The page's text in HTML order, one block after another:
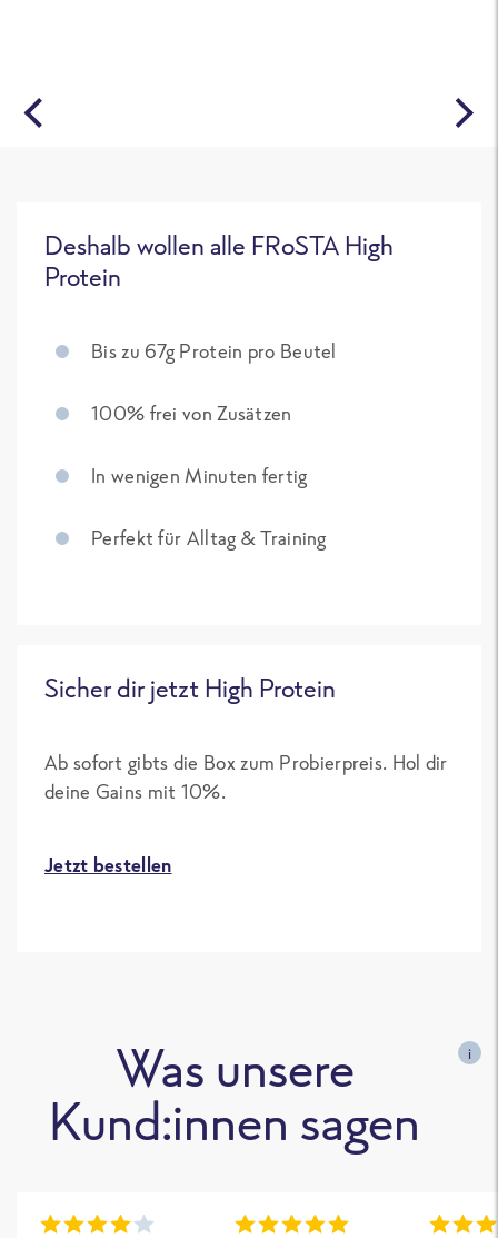
Deshalb wollen alle FRoSTA High
Protein
Bis zu 67g Protein pro Beutel
100% frei von Zusätzen
In wenigen Minuten fertig
Perfekt für Alltag & Training
Sicher dir jetzt High Protein
Ab sofort gibts die Box zum Probierpreis. Hol dir
deine Gains mit 10%.
Jetzt bestellen
Was unsere
Kund:innen sagen
i